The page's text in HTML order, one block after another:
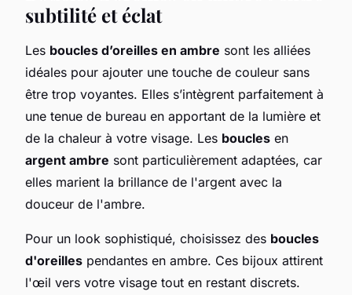
subtilité et éclat
Les boucles d’oreilles en ambre sont les alliées
idéales pour ajouter une touche de couleur sans
être trop voyantes. Elles s’intègrent parfaitement à
une tenue de bureau en apportant de la lumière et
de la chaleur à votre visage. Les boucles en
argent ambre sont particulièrement adaptées, car
elles marient la brillance de l'argent avec la
douceur de l'ambre.
Pour un look sophistiqué, choisissez des boucles
d'oreilles pendantes en ambre. Ces bijoux attirent
l'œil vers votre visage tout en restant discrets.